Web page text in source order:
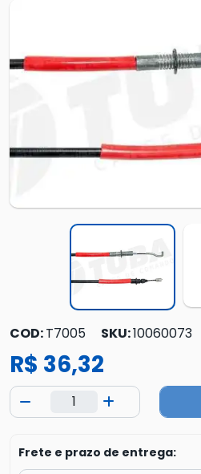
COD:T7005 SKU:10060073
R$ 36,32
Frete e prazo de entrega: